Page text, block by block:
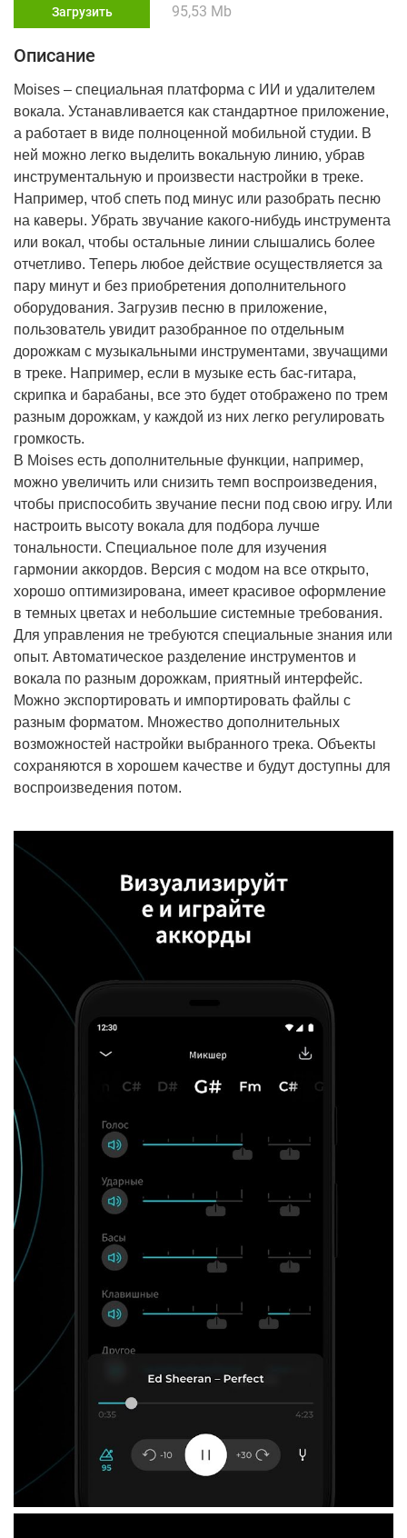
Загрузить 95,53 Mb
Описание
Moises – специальная платформа с ИИ и удалителем
вокала. Устанавливается как стандартное приложение,
а работает в виде полноценной мобильной студии. В
ней можно легко выделить вокальную линию, убрав
инструментальную и произвести настройки в треке.
Например, чтоб спеть под минус или разобрать песню
на каверы. Убрать звучание какого-нибудь инструмента
или вокал, чтобы остальные линии слышались более
отчетливо. Теперь любое действие осуществляется за
пару минут и без приобретения дополнительного
оборудования. Загрузив песню в приложение,
пользователь увидит разобранное по отдельным
дорожкам с музыкальными инструментами, звучащими
в треке. Например, если в музыке есть бас-гитара,
скрипка и барабаны, все это будет отображено по трем
разным дорожкам, у каждой из них легко регулировать
громкость.
В Moises есть дополнительные функции, например,
можно увеличить или снизить темп воспроизведения,
чтобы приспособить звучание песни под свою игру. Или
настроить высоту вокала для подбора лучше
тональности. Специальное поле для изучения
гармонии аккордов. Версия с модом на все открыто,
хорошо оптимизирована, имеет красивое оформление
в темных цветах и небольшие системные требования.
Для управления не требуются специальные знания или
опыт. Автоматическое разделение инструментов и
вокала по разным дорожкам, приятный интерфейс.
Можно экспортировать и импортировать файлы с
разным форматом. Множество дополнительных
возможностей настройки выбранного трека. Объекты
сохраняются в хорошем качестве и будут доступны для
воспроизведения потом.